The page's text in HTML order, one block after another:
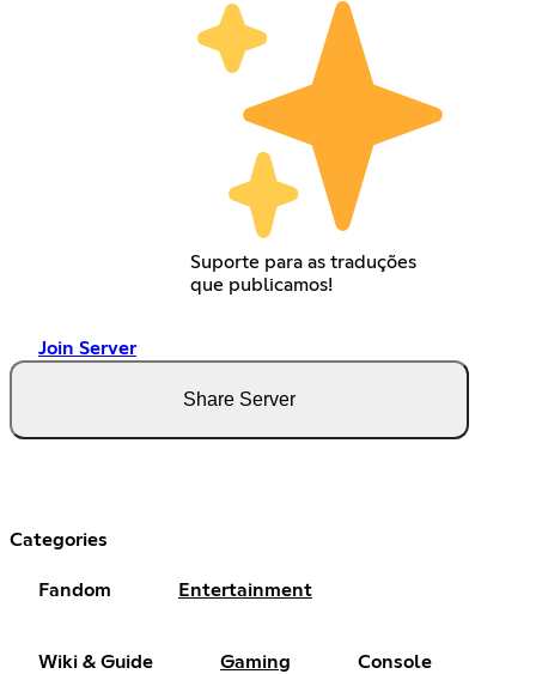
Suporte para as traduções
que publicamos!
Join Server
Share Server
Categories
Fandom Entertainment
Wiki & Guide Gaming Console